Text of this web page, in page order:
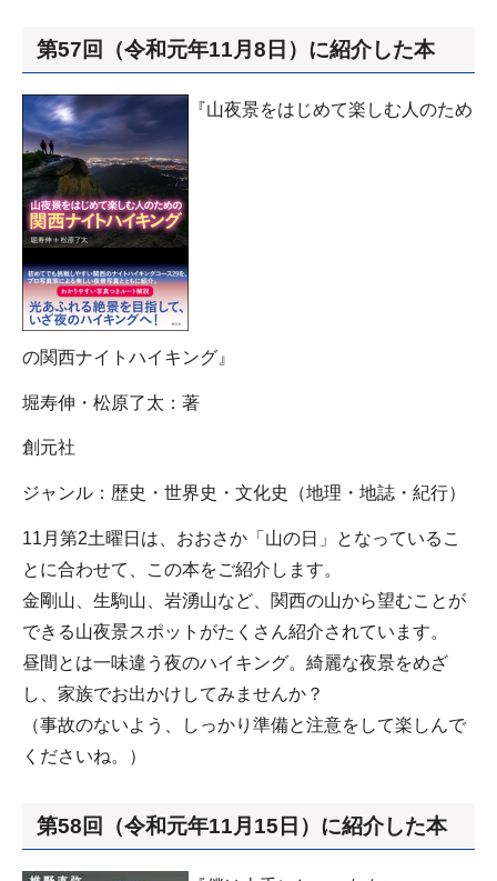
第57回（令和元年11月8日）に紹介した本
『山夜景をはじめて楽しむ人のため
の関西ナイトハイキング』
堀寿伸・松原了太：著
創元社
ジャンル：歴史・世界史・文化史（地理・地誌・紀行）
11月第2土曜日は、おおさか「山の日」となっているこ
とに合わせて、この本をご紹介します。
金剛山、生駒山、岩湧山など、関西の山から望むことが
できる山夜景スポットがたくさん紹介されています。
昼間とは一味違う夜のハイキング。綺麗な夜景をめざ
し、家族でお出かけしてみませんか？
（事故のないよう、しっかり準備と注意をして楽しんで
くださいね。）
第58回（令和元年11月15日）に紹介した本